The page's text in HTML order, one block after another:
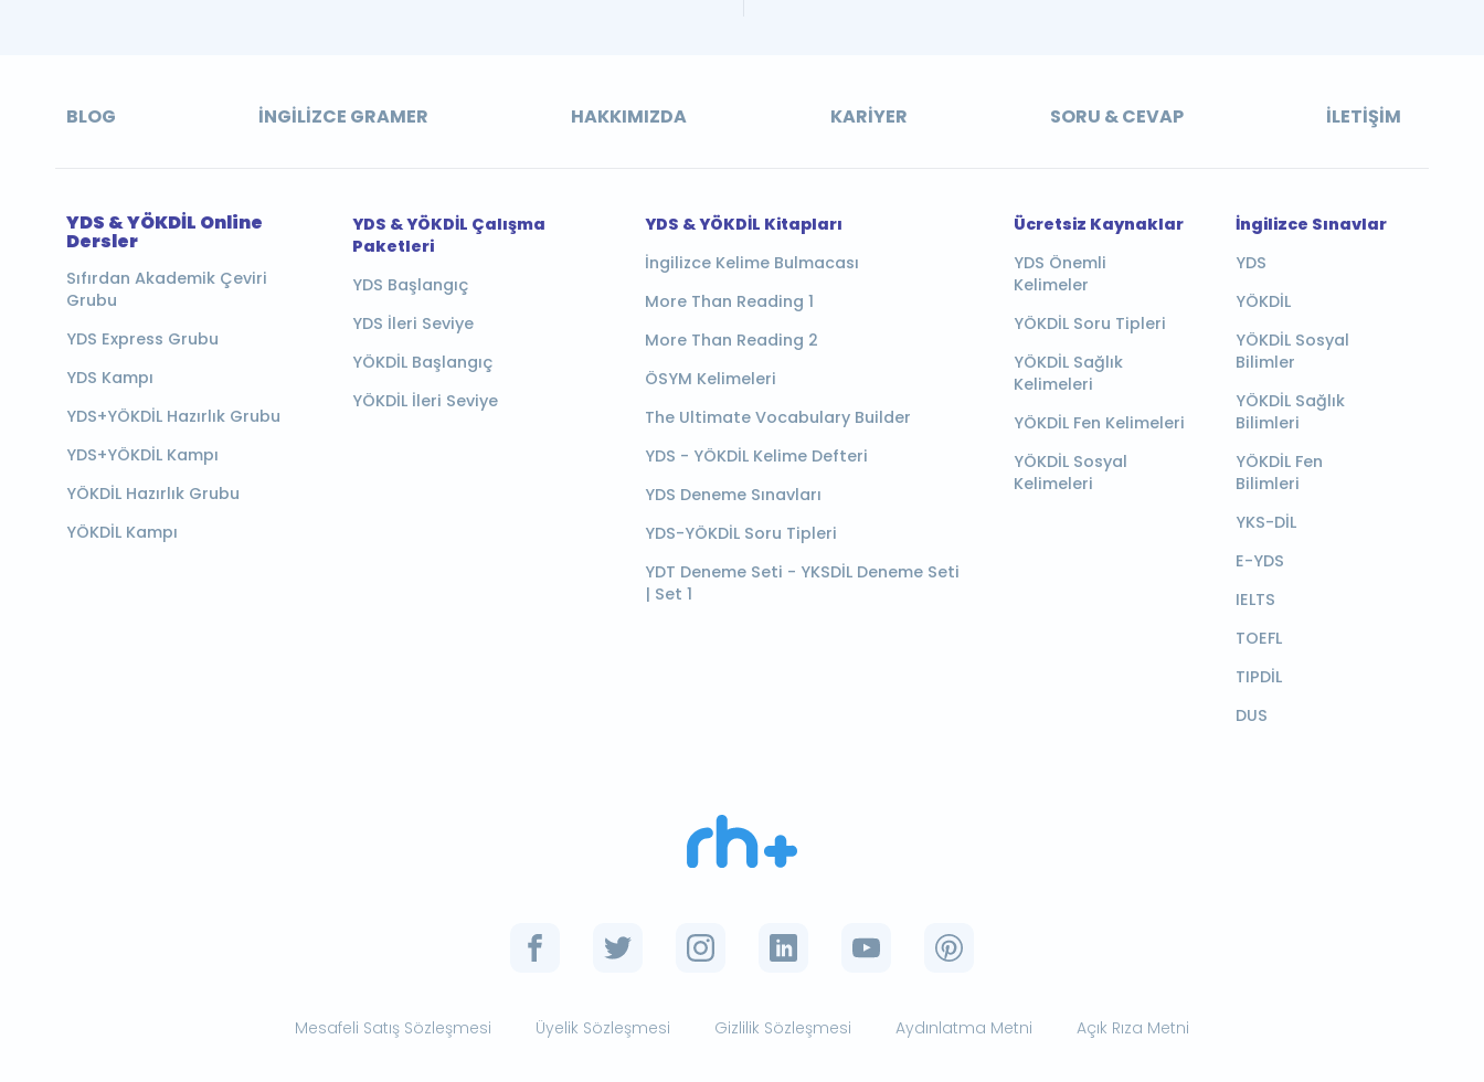
BLOG İNGILIZCE GRAMER HAKKIMIZDA KARIYER SORU & CEVAP İLETIŞIM
YDS & YÖKDİL Online
Dersler
Sıfırdan Akademik Çeviri
Grubu
YDS Express Grubu
YDS Kampı
YDS+YÖKDİL Hazırlık Grubu
YDS+YÖKDİL Kampı
YÖKDİL Hazırlık Grubu
YÖKDİL Kampı
YDS & YÖKDİL Çalışma
Paketleri
YDS Başlangıç
YDS İleri Seviye
YÖKDİL Başlangıç
YÖKDİL İleri Seviye
YDS & YÖKDİL Kitapları
İngilizce Kelime Bulmacası
More Than Reading 1
More Than Reading 2
ÖSYM Kelimeleri
The Ultimate Vocabulary Builder
YDS - YÖKDİL Kelime Defteri
YDS Deneme Sınavları
YDS-YÖKDİL Soru Tipleri
YDT Deneme Seti - YKSDİL Deneme Seti
| Set 1
Ücretsiz Kaynaklar
YDS Önemli
Kelimeler
YÖKDİL Soru Tipleri
YÖKDİL Sağlık
Kelimeleri
YÖKDİL Fen Kelimeleri
YÖKDİL Sosyal
Kelimeleri
İngilizce Sınavlar
YDS
YÖKDİL
YÖKDİL Sosyal
Bilimler
YÖKDİL Sağlık
Bilimleri
YÖKDİL Fen
Bilimleri
YKS-DİL
E-YDS
IELTS
TOEFL
TIPDİL
DUS
Mesafeli Satış Sözleşmesi Üyelik Sözleşmesi Gizlilik Sözleşmesi Aydınlatma Metni Açık Rıza Metni